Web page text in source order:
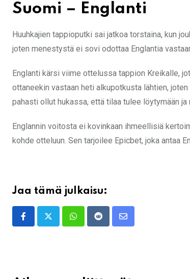
Suomi – Englanti
Huuhkajien tappioputki sai jatkoa torstaina, kun
joten menestystä ei sovi odottaa Englantia
Englanti kärsi viime ottelussa tappion Kreikalle,
ottaneekin vastaan heti alkupotkusta lähtien,
pahasti ollut hukassa, että tilaa tulee löytymään ja
Englannin voitosta ei kovinkaan ihmeellisiä
kohde otteluun. Sen tarjoilee Epicbet, joka antaa
Jaa tämä julkaisu:
WhatsappRedditShare